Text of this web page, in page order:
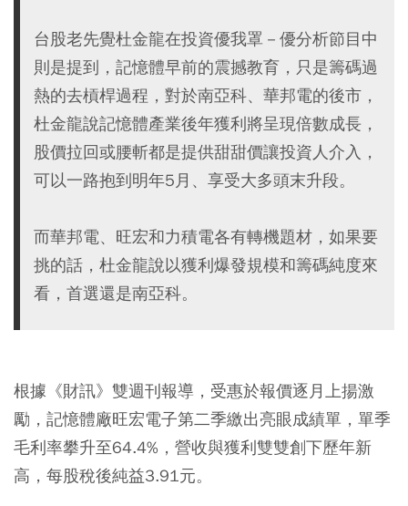
台股老先覺杜金龍在投資優我罩－優分析節目中
則是提到，記憶體早前的震撼教育，只是籌碼過
熱的去槓桿過程，對於南亞科、華邦電的後市，
杜金龍說記憶體產業後年獲利將呈現倍數成長，
股價拉回或腰斬都是提供甜甜價讓投資人介入，
可以一路抱到明年5月、享受大多頭末升段。
而華邦電、旺宏和力積電各有轉機題材，如果要
挑的話，杜金龍說以獲利爆發規模和籌碼純度來
看，首選還是南亞科。
根據《財訊》雙週刊報導，受惠於報價逐月上揚激
勵，記憶體廠旺宏電子第二季繳出亮眼成績單，單季
毛利率攀升至64.4%，營收與獲利雙雙創下歷年新
高，每股稅後純益3.91元。